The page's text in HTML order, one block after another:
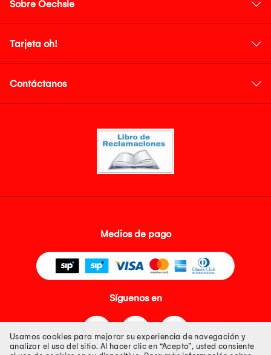
Sobre Oechsle
Tarjeta oh!
Contáctanos
Medios de pago
Síguenos en
Usamos cookies para mejorar su experiencia de navegación y
analizar el uso del sitio. Al hacer clic en “Acepto”, usted consiente